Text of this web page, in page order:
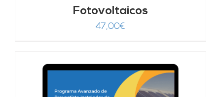
Fotovoltaicos
47,00€